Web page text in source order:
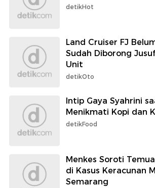
detikHot
Land Cruiser FJ
Sudah Diborong
Unit
detikOto
Intip Gaya Syahrini
Menikmati Kopi dan
detikFood
Menkes Soroti
di Kasus Keracunan
Semarang